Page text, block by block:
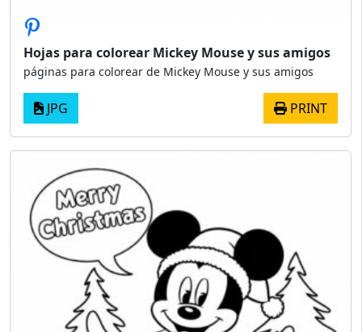
Hojas para colorear Mickey Mouse y sus amigos
páginas para colorear de Mickey Mouse y sus amigos
JPG PRINT